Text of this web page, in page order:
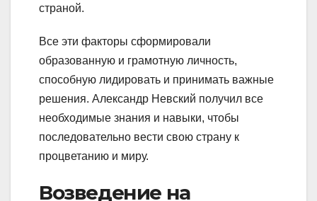
страной.
Все эти факторы сформировали
образованную и грамотную личность,
способную лидировать и принимать важные
решения. Александр Невский получил все
необходимые знания и навыки, чтобы
последовательно вести свою страну к
процветанию и миру.
Возведение на